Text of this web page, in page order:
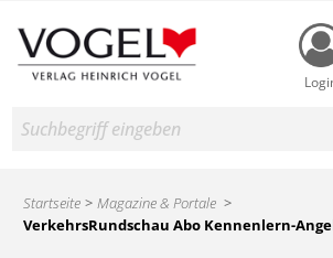
Suche
Startseite
Magazine & Portale
VerkehrsRundschau Abo Kennenlern-